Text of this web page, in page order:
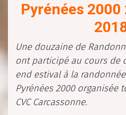
Pyrénées
Une douzaine de
ont participé au cours de
end estival à la
Pyrénées 2000 organisée
CVC Carcassonne.